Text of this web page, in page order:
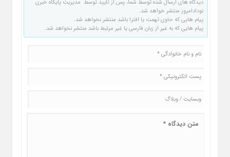
دیدگاه های ارسال شده توسط شما، پس از تایید توسط مدیریت پایگاه خبری
نودادامروز منتشر خواهد شد.
پیام هایی که حاوی تهمت یا افترا باشد منتشر نخواهد شد.
پیام هایی که به غیر از زبان فارسی یا غیر مرتبط باشد منتشر نخواهد شد.